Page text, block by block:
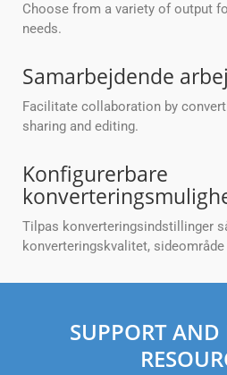
Choose from a variety of output
needs.
Samarbejdende
Facilitate collaboration by
sharing and editing.
Konfigurerbare
Tilpas konverteringsindstillinger
konverteringskvalitet, sideområde
SUPPORT